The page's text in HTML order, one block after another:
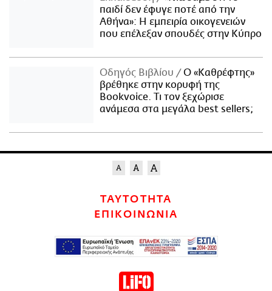
παιδί δεν έφυγε ποτέ από την
Αθήνα»: Η εμπειρία οικογενειών
που επέλεξαν σπουδές στην Κύπρο
Οδηγός Βιβλίου
Ο «Καθρέφτης»
βρέθηκε στην κορυφή της
Bookvoice. Τι τον ξεχώρισε
ανάμεσα στα μεγάλα best sellers;
ΤΑΥΤΟΤΗΤΑ
ΕΠΙΚΟΙΝΩΝΙΑ